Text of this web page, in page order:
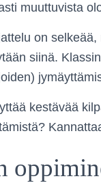
muuttuvista
on
siinä.
kestävää